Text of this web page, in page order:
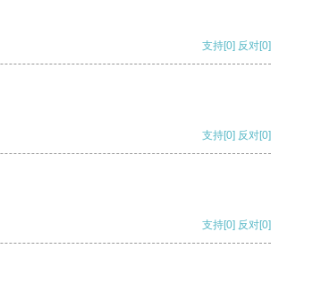
支持[0] 反对[0]
支持[0] 反对[0]
支持[0] 反对[0]